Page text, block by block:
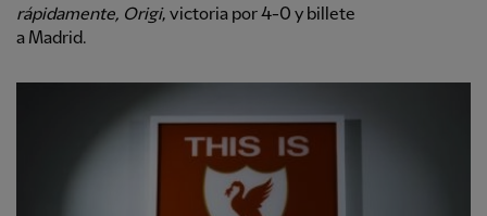
rápidamente, Origi, victoria por 4-0 y billete
a Madrid.